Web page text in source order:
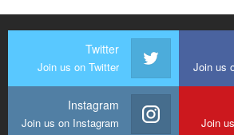
Join us
Twitter
Join us on Twitter
Join
Instagram
Join us on Instagram